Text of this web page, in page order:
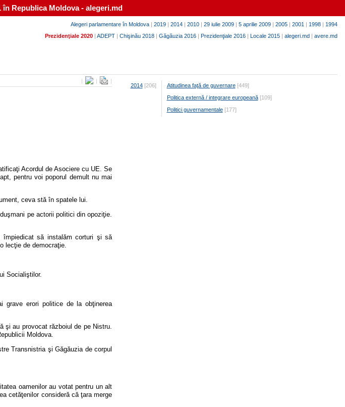
Republica Moldova - alegeri.md
Alegeri parlamentare în Moldova | 2019 | 2014 | 2010 | 29 iulie 2009 | 5 aprilie 2009 | 2005 | 2001 | 1998 | 1994
Prezidenţiale 2020 | ADEPT | Chişinău 2018 | Găgăuzia 2016 | Prezidenţiale 2016 | Locale 2015 | alegeri.md | avere.md
| | |
Acordul de Asociere cu UE. Se
pentru voi poporul demult nu mai
ceva stă în spatele lui.
pe actorii politici din opoziţie.
împiedicat să instalăm corturi şi să
lecţie de democraţie.
Socialiştilor.
grave erori politice de la obţinerea
şi au provocat războiul de pe Nistru.
Moldova.
Transnistria şi Găgăuzia de corpul
oamenilor au votat pentru un alt
cetăţenilor consideră că ţara merge
2014[206] Atitudinea faţă de guvernare[449]
Politica externă / integrare europeană[109]
Politici guvernamentale[177]